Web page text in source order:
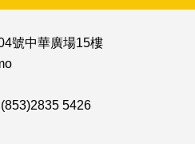
號中華廣場15樓
(853)2835 5426